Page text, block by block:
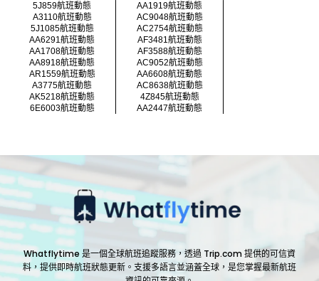
5J859航班動態
AA1919航班動態
A3110航班動態
AC9048航班動態
5J1085航班動態
AC2754航班動態
AA6291航班動態
AF3481航班動態
AA1708航班動態
AF3588航班動態
AA8918航班動態
AC9052航班動態
AR1559航班動態
AA6608航班動態
A3775航班動態
AC8638航班動態
AK5218航班動態
4Z845航班動態
6E6003航班動態
AA2447航班動態
Whatflytime 是一個全球航班追蹤服務，透過 Trip.com 提供的可信資
料，提供即時航班狀態更新。支援多語言並涵蓋全球，是您掌握最新航班